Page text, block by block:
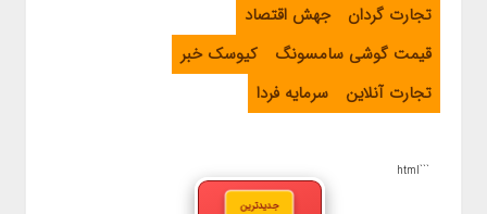
تجارت گردان
جهش اقتصاد
قیمت گوشی سامسونگ
کیوسک خبر
تجارت آنلاین
سرمایه فردا
```html
جدیدترین